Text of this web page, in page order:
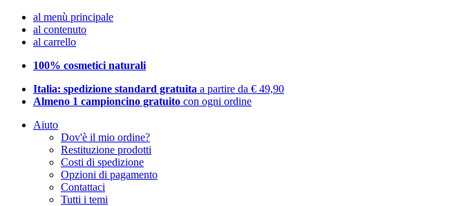
al menù principale
al contenuto
al carrello
100% cosmetici naturali
Italia: spedizione standard gratuita a partire da € 49,90
Almeno 1 campioncino gratuito con ogni ordine
Aiuto
Dov'è il mio ordine?
Restituzione prodotti
Costi di spedizione
Opzioni di pagamento
Contattaci
Tutti i temi